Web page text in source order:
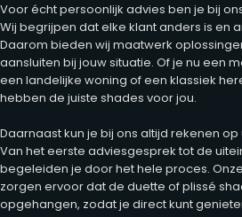
Voor écht persoonlijk advies ben je bij
Wij begrijpen dat elke klant anders is en
Daarom bieden wij maatwerk
aansluiten bij jouw situatie. Of je nu een
een landelijke woning of een klassiek
hebben de juiste shades voor jou.
Daarnaast kun je bij ons altijd rekenen
Van het eerste adviesgesprek tot de
begeleiden je door het hele proces.
zorgen ervoor dat de duette of plissé
opgehangen, zodat je direct kunt